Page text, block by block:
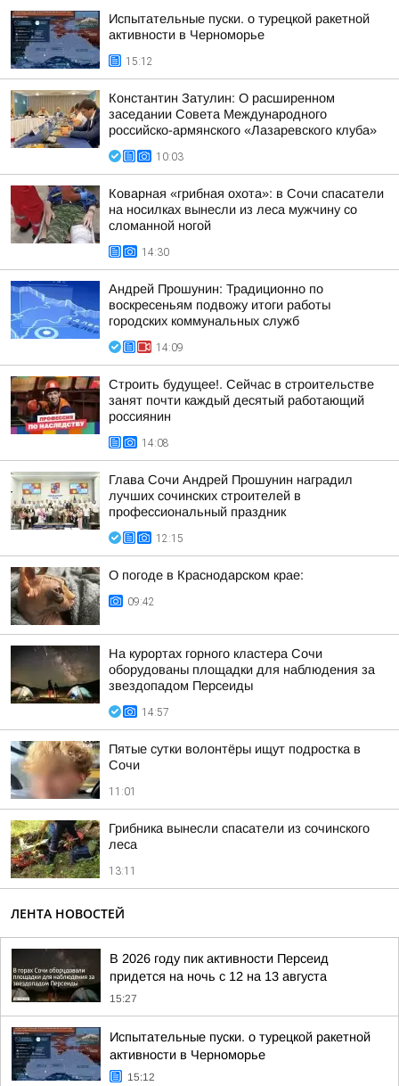
Испытательные пуски. о турецкой ракетной
активности в Черноморье
15:12
Константин Затулин: О расширенном
заседании Совета Международного
российско-армянского «Лазаревского клуба»
10:03
Коварная «грибная охота»: в Сочи спасатели
на носилках вынесли из леса мужчину со
сломанной ногой
14:30
Андрей Прошунин: Традиционно по
воскресеньям подвожу итоги работы
городских коммунальных служб
14:09
Строить будущее!. Сейчас в строительстве
занят почти каждый десятый работающий
россиянин
14:08
Глава Сочи Андрей Прошунин наградил
лучших сочинских строителей в
профессиональный праздник
12:15
О погоде в Краснодарском крае:
09:42
На курортах горного кластера Сочи
оборудованы площадки для наблюдения за
звездопадом Персеиды
14:57
Пятые сутки волонтёры ищут подростка в
Сочи
11:01
Грибника вынесли спасатели из сочинского
леса
13:11
ЛЕНТА НОВОСТЕЙ
В 2026 году пик активности Персеид
придется на ночь с 12 на 13 августа
15:27
Испытательные пуски. о турецкой ракетной
активности в Черноморье
15:12